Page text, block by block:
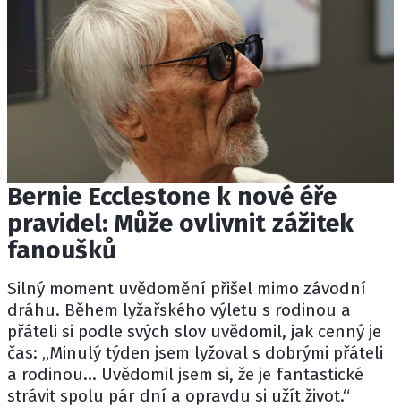
Bernie Ecclestone k nové éře
pravidel: Může ovlivnit zážitek
fanoušků
Silný moment uvědomění přišel mimo závodní
dráhu. Během lyžařského výletu s rodinou a
přáteli si podle svých slov uvědomil, jak cenný je
čas: „Minulý týden jsem lyžoval s dobrými přáteli
a rodinou… Uvědomil jsem si, že je fantastické
strávit spolu pár dní a opravdu si užít život.“